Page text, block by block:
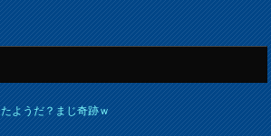
ようだ？まじ奇跡ｗ